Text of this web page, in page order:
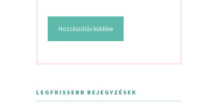
LEGFRISSEBB BEJEGYZÉSEK